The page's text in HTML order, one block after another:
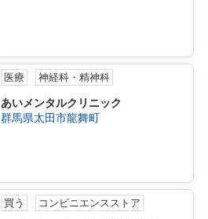
医療 神経科・精神科
あいメンタルクリニック
群馬県太田市龍舞町
買う コンビニエンスストア